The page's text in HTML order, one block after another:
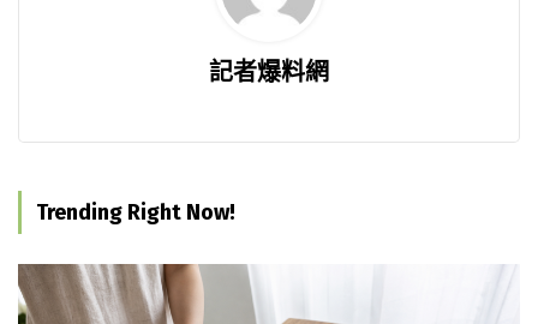
記者爆料網
Trending Right Now!